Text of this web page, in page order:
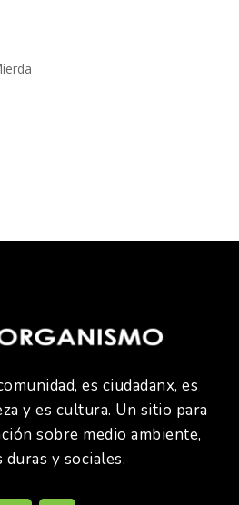
es ciudadanx, es
y es cultura. Un sitio para
sobre medio ambiente,
duras y sociales.